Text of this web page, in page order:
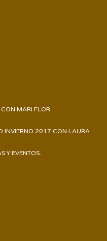
MARI FLOR
INVIERNO 2017 CON LAURA
Y EVENTOS.